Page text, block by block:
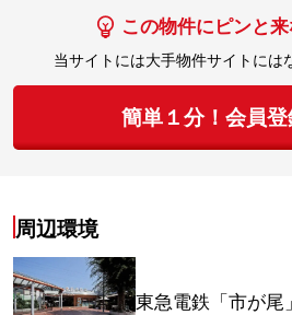
この物件にピンと
当サイトには大手物件サイトには
簡単１分！会員登
周辺環境
東急電鉄「市が尾